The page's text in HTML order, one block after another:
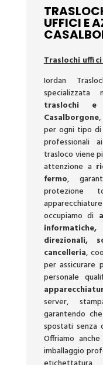
UFFICI E
Traslochi
Iordan
traslochi
Casalborgone,
per ogni tipo
professionali
trasloco viene
attenzione a
fermo,
protezione
occupiamo di
direzionali,
cancelleria,
per assicurare
personale
server,
garantendo
spostati senza
Offriamo anche
imballaggio